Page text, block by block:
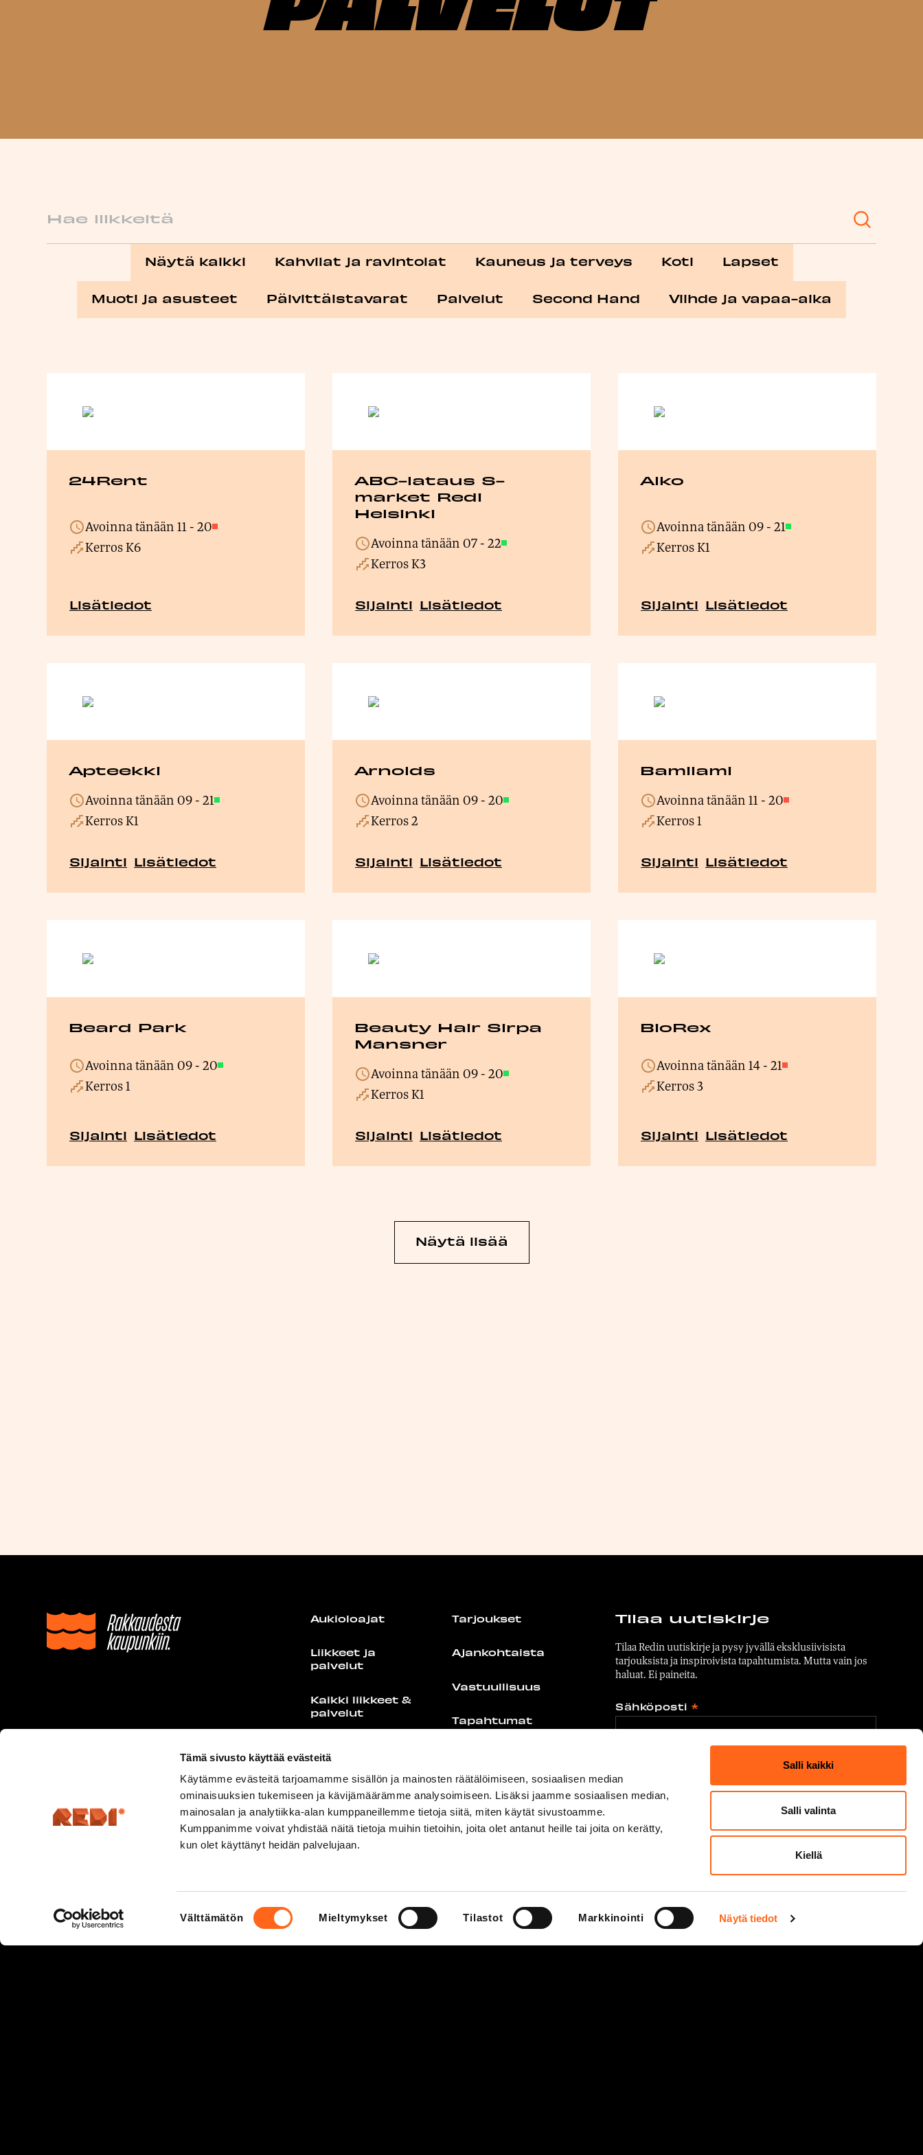
Tämä sivusto käyttää evästeitä
Käytämme evästeitä tarjoamamme sisällön ja mainosten räätälöimiseen, sosiaalisen median
ominaisuuksien tukemiseen ja kävijämäärämme analysoimiseen. Lisäksi jaamme sosiaalisen median,
mainosalan ja analytiikka-alan kumppaneillemme tietoja siitä, miten käytät sivustoamme.
Kumppanimme voivat yhdistää näitä tietoja muihin tietoihin, joita olet antanut heille tai joita on kerätty,
kun olet käyttänyt heidän palvelujaan.
Välttämätön Mieltymykset Tilastot Markkinointi Näytä tiedot
Salli kaikki
Salli valinta
Kiellä
Näytä kaikki Kahvilat ja ravintolat Kauneus ja terveys Koti Lapset
Muoti ja asusteet Päivittäistavarat Palvelut Second Hand Viihde ja vapaa-aika
24Rent
Avoinna tänään11-20Suljettu
Kerros K6
Lisätiedot
ABC-lataus S-
market Redi
Helsinki
Avoinna tänään07-22Avoinna
Kerros K3
Sijainti Lisätiedot
Alko
Avoinna tänään09-21Avoinna
Kerros K1
Sijainti Lisätiedot
Apteekki
Avoinna tänään09-21Avoinna
Kerros K1
Sijainti Lisätiedot
Arnolds
Avoinna tänään09-20Avoinna
Kerros 2
Sijainti Lisätiedot
Bamilami
Avoinna tänään11-20Suljettu
Kerros 1
Sijainti Lisätiedot
Beard Park
Avoinna tänään09-20Avoinna
Kerros 1
Sijainti Lisätiedot
Beauty Hair Sirpa
Mansner
Avoinna tänään09-20Avoinna
Kerros K1
Sijainti Lisätiedot
BioRex
Avoinna tänään14-21Suljettu
Kerros 3
Sijainti Lisätiedot
Näytä lisää
Aukioloajat
Liikkeet ja
palvelut
Kaikki liikkeet &
palvelut
Redi
Second Hand
Viihdemaailma
Ravintolat &
Kaikki ravintolat
Tarjoukset
Ajankohtaista
Vastuullisuus
Tapahtumat
Näin saavut
Pysäköinti
Yrityksille
Medialle
Tilaa uutiskirje
Tilaa Redin uutiskirje ja pysy jyvällä eksklusiivisista
tarjouksista ja inspiroivista tapahtumista. Mutta vain jos
haluat. Ei paineita.
Sähköposti *
mukaisen tietojeni käytön.